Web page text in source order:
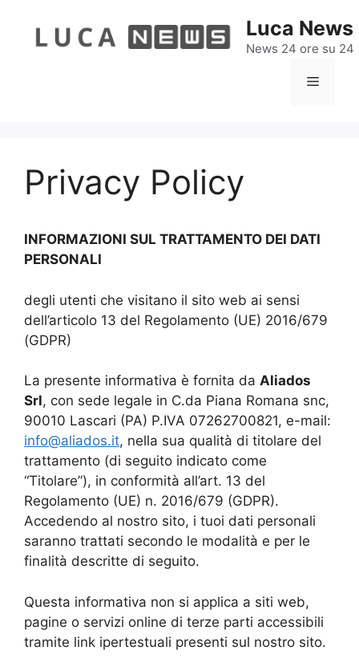
contenuto
Luca News
News 24 ore su 24
Menu
Privacy Policy
INFORMAZIONI SUL TRATTAMENTO DEI DATI
PERSONALI
degli utenti che visitano il sito web ai sensi
dell’articolo 13 del Regolamento (UE) 2016/679
(GDPR)
La presente informativa è fornita da Aliados
Srl, con sede legale in C.da Piana Romana snc,
90010 Lascari (PA) P.IVA 07262700821, e-mail:
info@aliados.it, nella sua qualità di titolare del
trattamento (di seguito indicato come
“Titolare”), in conformità all’art. 13 del
Regolamento (UE) n. 2016/679 (GDPR).
Accedendo al nostro sito, i tuoi dati personali
saranno trattati secondo le modalità e per le
finalità descritte di seguito.
Questa informativa non si applica a siti web,
pagine o servizi online di terze parti accessibili
tramite link ipertestuali presenti sul nostro sito.